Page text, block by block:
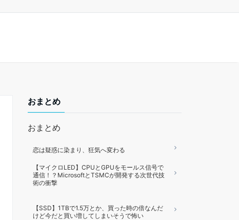
おまとめ
おまとめ
恋は疑惑に染まり、狂気へ変わる
【マイクロLED】CPUとGPUをモールス信号で
通信！？MicrosoftとTSMCが開発する次世代技
術の衝撃
【SSD】1TBで1.5万とか、買った時の倍なんだ
けど今だと買い増してしまいそうで怖い